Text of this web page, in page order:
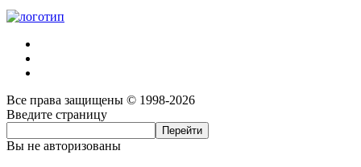
Все права защищены © 1998-2026
Введите страницу
Вы не авторизованы